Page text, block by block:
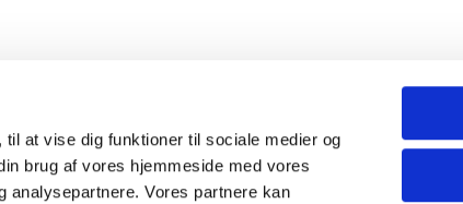
at vise dig funktioner til sociale medier og
brug af vores hjemmeside med vores
analysepartnere. Vores partnere kan